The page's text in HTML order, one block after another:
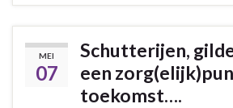
MEI
07
Schutterijen,
een
toekomst….